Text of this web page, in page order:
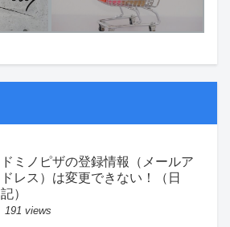
ドミノピザの登録情報（メールア
ドレス）は変更できない！（日
記）
191 views